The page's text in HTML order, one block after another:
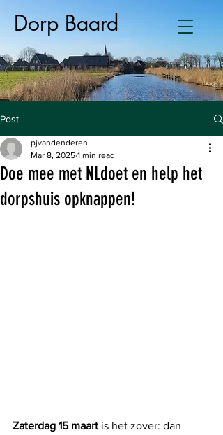
Dorp Baard
Post
Doe mee met NLdoet en help het
dorpshuis opknappen!
pjvandenderen
Mar 8, 2025 1 min read
Zaterdag 15 maart is het zover: dan